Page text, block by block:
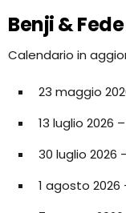
Benji &
Calendario in
23 maggio
13 luglio 2026
30 luglio 2026
1 agosto 2026